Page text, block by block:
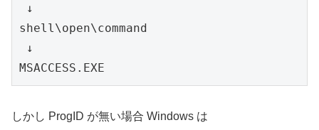
↓
shell\open\command
↓
MSACCESS.EXE
しかし ProgID が無い場合 Windows は